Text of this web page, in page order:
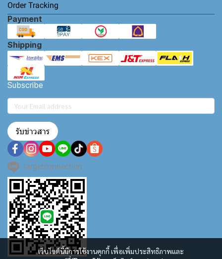
เว็บไซต์นี้มีการใช้งานคุกกี้ เพื่อเพิ่มประสิทธิภาพและ
Order Tracking
Payment
Shipping
Subscribe
รับข่าวสาร
targetconnection